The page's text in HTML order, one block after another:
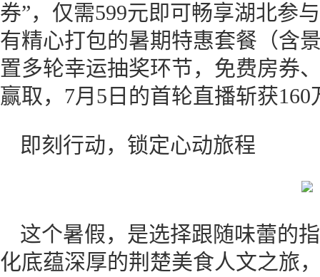
券”，仅需599元即可畅享湖北参
有精心打包的暑期特惠套餐（含
置多轮幸运抽奖环节，免费房券
赢取，7月5日的首轮直播斩获
即刻行动，锁定心动旅程
这个暑假，是选择跟随味蕾的
化底蕴深厚的荆楚美食人文之旅